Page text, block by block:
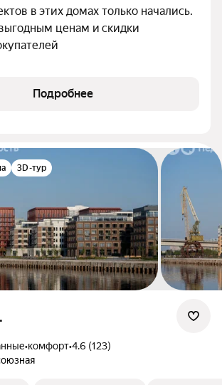
в этих домах только начались.
ценам и скидки
Подробнее
3D-тур
•комфорт•4.6 (123)